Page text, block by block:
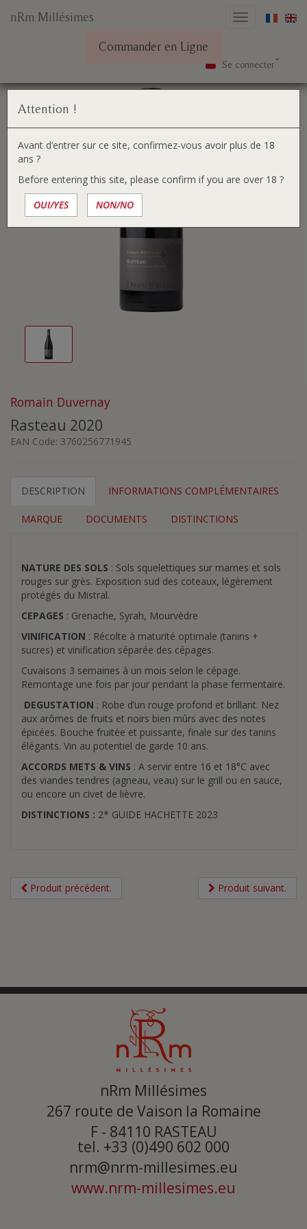
au
contenu
Commander en Ligne
Basculer
nRm Millésimes
Se connecter
êtes
ici :
Romain Duvernay
Rasteau 2020
EAN Code: 3760256771945
DESCRIPTION INFORMATIONS COMPLÉMENTAIRES
MARQUE DOCUMENTS DISTINCTIONS
NATURE DES SOLS : Sols squelettiques sur marnes et sols
rouges sur grès. Exposition sud des coteaux, légèrement
protégés du Mistral.
CEPAGES : Grenache, Syrah, Mourvèdre
VINIFICATION : Récolte à maturité optimale (tanins +
sucres) et vinification séparée des cépages.
Cuvaisons 3 semaines à un mois selon le cépage.
Remontage une fois par jour pendant la phase fermentaire.
DEGUSTATION : Robe d’un rouge profond et brillant. Nez
aux arômes de fruits et noirs bien mûrs avec des notes
épicées. Bouche fruitée et puissante, finale sur des tanins
élégants. Vin au potentiel de garde 10 ans.
ACCORDS METS & VINS : A servir entre 16 et 18°C avec
des viandes tendres (agneau, veau) sur le grill ou en sauce,
ou encore un civet de lièvre.
DISTINCTIONS : 2* GUIDE HACHETTE 2023
Produit précédent. Produit suivant.
nRm Millésimes
267 route de Vaison la Romaine
F - 84110 RASTEAU
tel. +33 (0)490 602 000
nrm@nrm-millesimes.eu
www.nrm-millesimes.eu
Attention !
Avant d’entrer sur ce site, confirmez-vous avoir plus de 18
ans ?
Before entering this site, please confirm if you are over 18 ?
OUI/YES
NON/NO